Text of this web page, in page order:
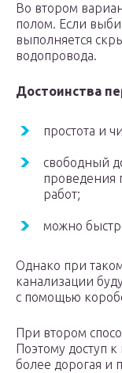
Во втором
полом. Если
выполняется
водопровода.
Достоинства
простота и
свободный
проведения
работ;
можно
Однако при
канализации
с помощью
При втором
Поэтому доступ
более дорогая и